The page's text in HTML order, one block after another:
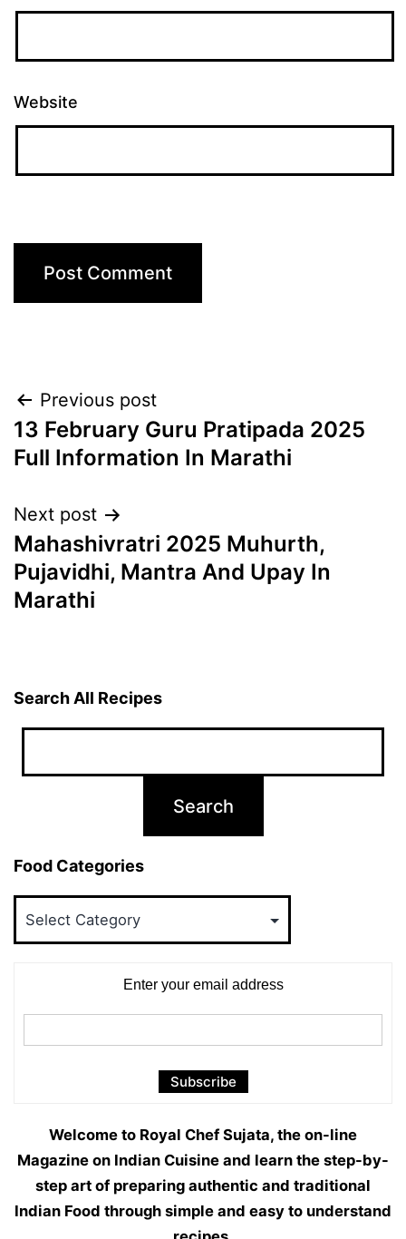
Website
Post
navigation
Previous post
13 February Guru Pratipada 2025
Full Information In Marathi
Next post
Mahashivratri 2025 Muhurth,
Pujavidhi, Mantra And Upay In
Marathi
Search All Recipes
Food Categories
Enter your email address
Welcome to Royal Chef Sujata, the on-line
Magazine on Indian Cuisine and learn the step-by-
step art of preparing authentic and traditional
Indian Food through simple and easy to understand